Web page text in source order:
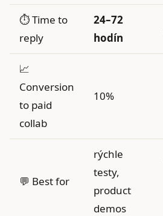
⏱️ Time to
reply
24–72
hodín
📈
Conversion
to paid
collab
10%
💬 Best for
rýchle
testy,
product
demos